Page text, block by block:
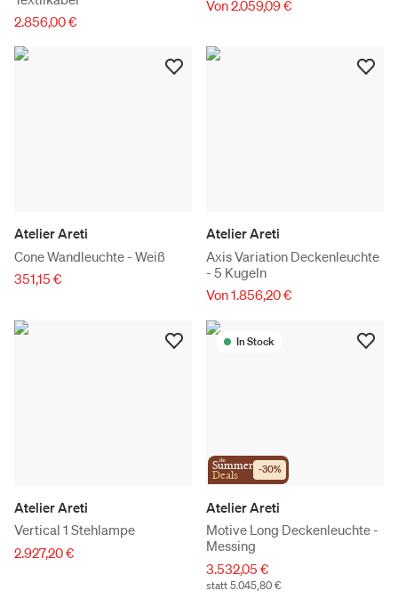
2.856,00 €
Von 2.059,09 €
Atelier Areti
Cone Wandleuchte - Weiß
351,15 €
Atelier Areti
Axis Variation Deckenleuchte
- 5 Kugeln
Von 1.856,20 €
Atelier Areti
Vertical 1 Stehlampe
2.927,20 €
In Stock
the
Summer
Deals -30%
Atelier Areti
Motive Long Deckenleuchte -
Messing
3.532,05 €
statt 5.045,80 €